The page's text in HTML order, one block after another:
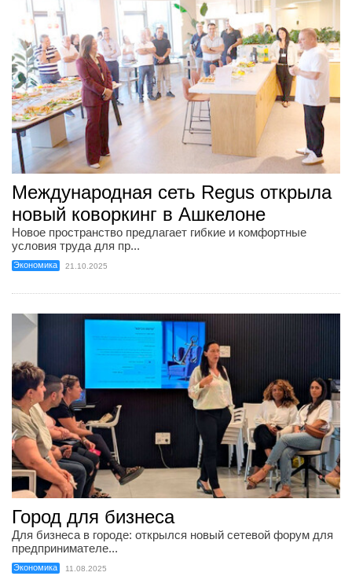
Международная сеть Regus открыла
новый коворкинг в Ашкелоне
Новое пространство предлагает гибкие и комфортные
условия труда для пр...
Экономика 21.10.2025
Город для бизнеса
Для бизнеса в городе: открылся новый сетевой форум для
предпринимателе...
Экономика 11.08.2025